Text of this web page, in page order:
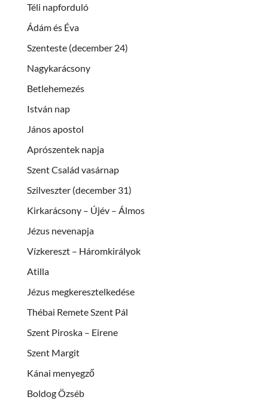
Téli napforduló
Ádám és Éva
Szenteste (december 24)
Nagykarácsony
Betlehemezés
István nap
János apostol
Aprószentek napja
Szent Család vasárnap
Szilveszter (december 31)
Kirkarácsony – Újév – Álmos
Jézus nevenapja
Vízkereszt – Háromkirályok
Atilla
Jézus megkeresztelkedése
Thébai Remete Szent Pál
Szent Piroska – Eirene
Szent Margit
Kánai menyegző
Boldog Özséb